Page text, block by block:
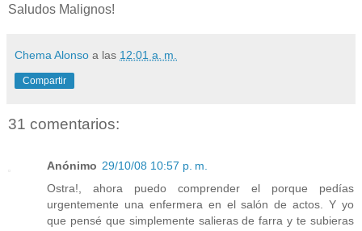
Saludos Malignos!
Chema Alonso a las 12:01 a. m.
Compartir
31 comentarios:
Anónimo 29/10/08 10:57 p. m.
Ostra!, ahora puedo comprender el porque pedías
urgentemente una enfermera en el salón de actos. Y yo
que pensé que simplemente salieras de farra y te subieras